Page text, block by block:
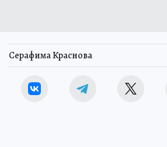
Серафима Краснова